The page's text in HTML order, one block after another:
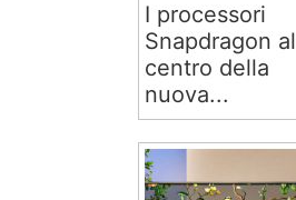
I processori
Snapdragon al
centro della
nuova...